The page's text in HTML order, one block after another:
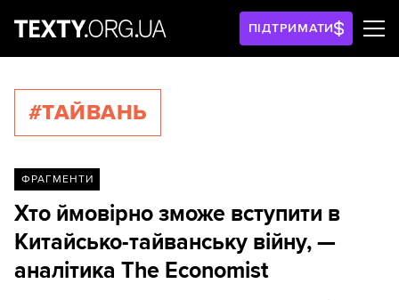
ПІДТРИМАТИ
#ТАЙВАНЬ
ФРАГМЕНТИ
Хто ймовірно зможе вступити в
Китайсько-тайванську війну, —
аналітика The Economist